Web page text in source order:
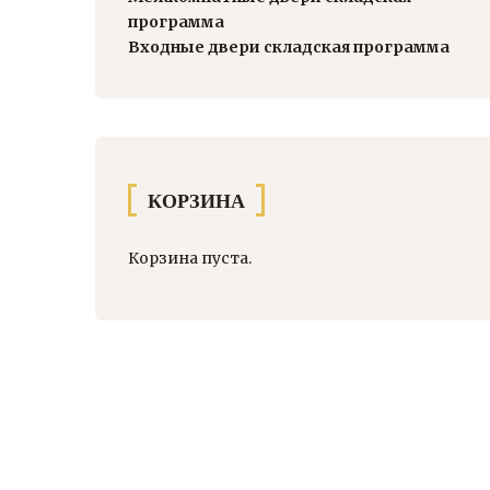
программа
Входные двери складская программа
КОРЗИНА
Корзина пуста.